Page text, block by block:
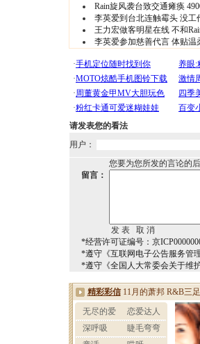
Rain旋风袭台致交通瘫痪
李英爱到台北连触霉头 没工
王力宏做客明星在线 不和
李英爱参加慈善代言 体贴温
请发表您的看法
用户：
您要为您所发的言论的
留言：
*经营许可证编号：京
*遵守《互联网电子公告服务管
*遵守《全国人大常委会关于维